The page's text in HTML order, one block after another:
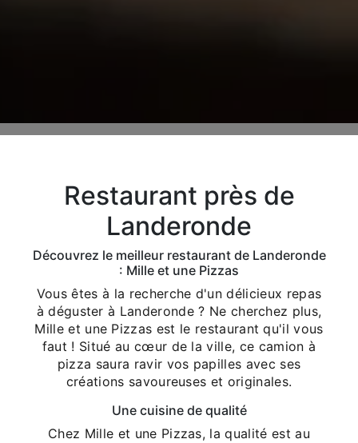
Restaurant près de
Landeronde
Découvrez le meilleur restaurant de Landeronde
: Mille et une Pizzas
Vous êtes à la recherche d'un délicieux repas
à déguster à Landeronde ? Ne cherchez plus,
Mille et une Pizzas est le restaurant qu'il vous
faut ! Situé au cœur de la ville, ce camion à
pizza saura ravir vos papilles avec ses
créations savoureuses et originales.
Une cuisine de qualité
Chez Mille et une Pizzas, la qualité est au